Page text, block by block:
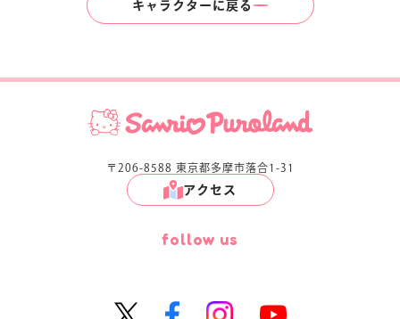
キャラクターに戻る
〒206-8588 東京都多摩市落合1-31
アクセス
follow us